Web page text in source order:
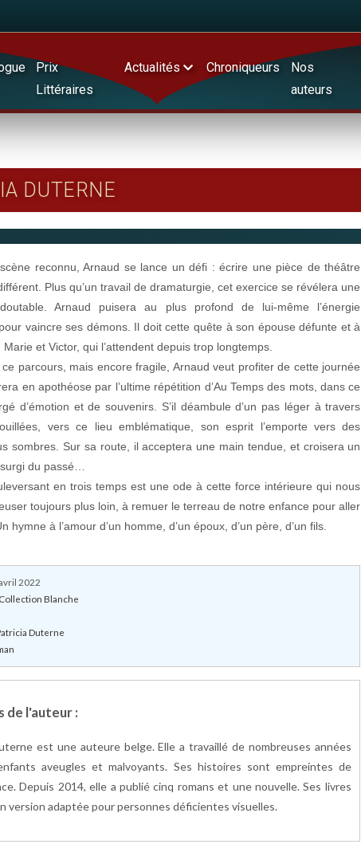
Prix
Littéraires
Actualités Chroniqueurs
Nos
auteurs
DUTERNE
reconnu, Arnaud se lance un défi : écrire une pièce de théâtre
Plus qu’un travail de dramaturgie, cet exercice se révélera une
Arnaud puisera au plus profond de lui-même l’énergie
vaincre ses démons. Il doit cette quête à son épouse défunte et à
et Victor, qui l’attendent depuis trop longtemps.
parcours, mais encore fragile, Arnaud veut profiter de cette journée
en apothéose par l’ultime répétition d’Au Temps des mots, dans ce
d’émotion et de souvenirs. S’il déambule d’un pas léger à travers
vers ce lieu emblématique, son esprit l’emporte vers des
sombres. Sur sa route, il acceptera une main tendue, et croisera un
du passé…
en trois temps est une ode à cette force intérieure qui nous
toujours plus loin, à remuer le terreau de notre enfance pour aller
hymne à l’amour d’un homme, d’un époux, d’un père, d’un fils.
2022
Collection Blanche
Duterne
de l'auteur :
est une auteure belge. Elle a travaillé de nombreuses années
aveugles et malvoyants. Ses histoires sont empreintes de
Depuis 2014, elle a publié cinq romans et une nouvelle. Ses livres
version adaptée pour personnes déficientes visuelles.